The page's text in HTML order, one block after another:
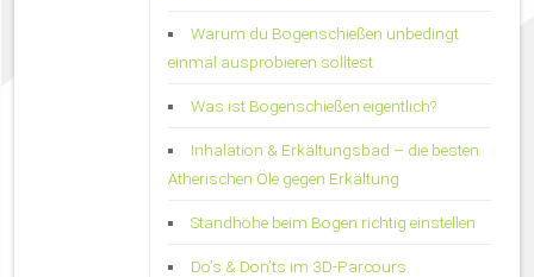
Warum du Bogenschießen unbedingt
einmal ausprobieren solltest
Was ist Bogenschießen eigentlich?
Inhalation & Erkältungsbad – die besten
Ätherischen Öle gegen Erkältung
Standhöhe beim Bogen richtig einstellen
Do’s & Don’ts im 3D-Parcours